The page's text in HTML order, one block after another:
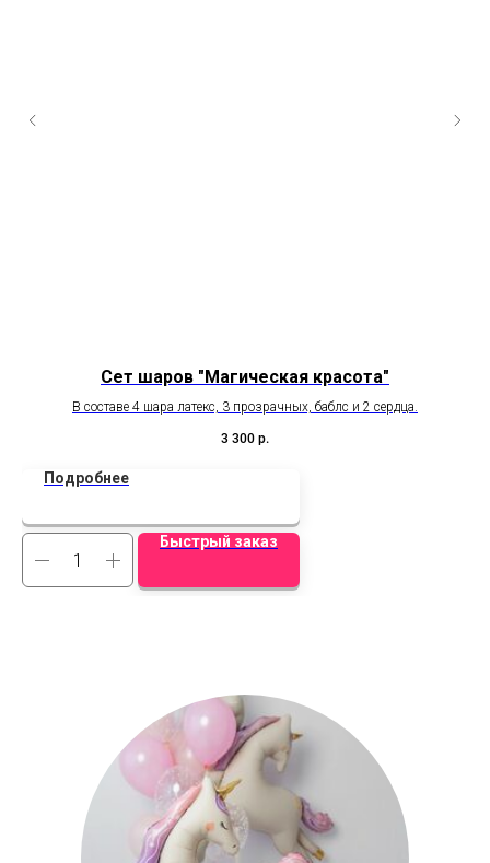
Сет шаров "Магическая красота"
В составе 4 шара латекс, 3 прозрачных, баблс и 2 сердца.
3 300 р.
Подробнее
Быстрый заказ